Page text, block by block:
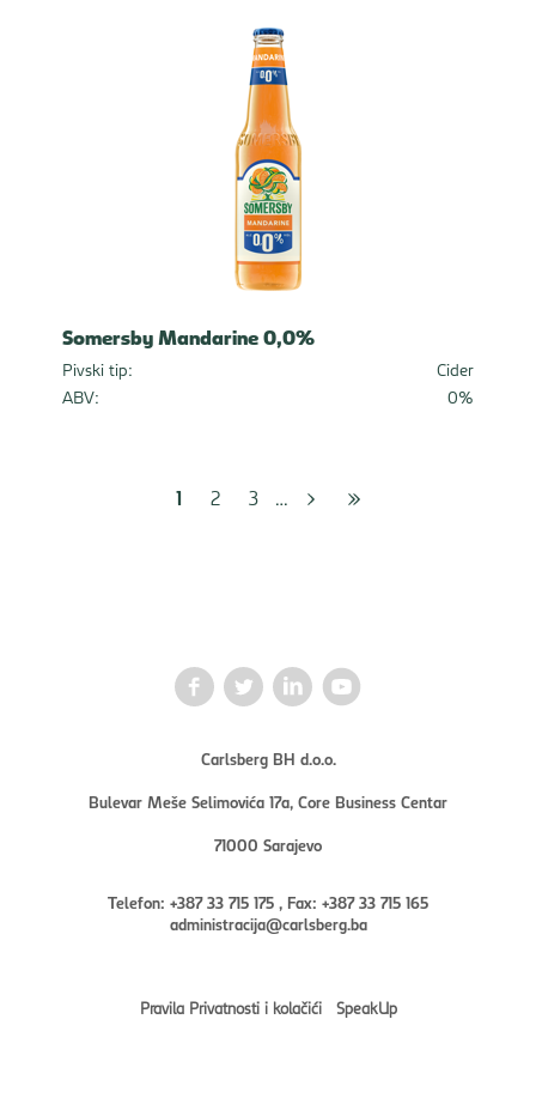
Somersby Mandarine 0,0%
Pivski tip:
Cider
ABV:
0%
1 2 3 Sljedećaposljednja
Carlsberg BH d.o.o.
Bulevar Meše Selimovića 17a, Core Business Centar
71000 Sarajevo
Telefon: +387 33 715 175 , Fax: +387 33 715 165
administracija@carlsberg.ba
Pravila Privatnosti i kolačići SpeakUp